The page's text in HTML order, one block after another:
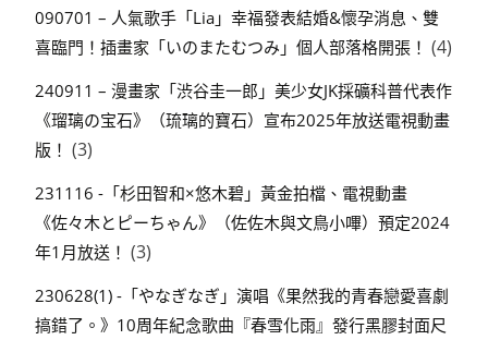
090701 – 人氣歌手「Lia」幸福發表結婚&懷孕消息、雙
喜臨門！插畫家「いのまたむつみ」個人部落格開張！ (4)
240911 – 漫畫家「渋谷圭一郎」美少女JK採礦科普代表作
《瑠璃の宝石》（琉璃的寶石）宣布2025年放送電視動畫
版！ (3)
231116 -「杉田智和×悠木碧」黃金拍檔、電視動畫
《佐々木とピーちゃん》（佐佐木與文鳥小嗶）預定2024
年1月放送！ (3)
230628(1) -「やなぎなぎ」演唱《果然我的青春戀愛喜劇
搞錯了。》10周年紀念歌曲『春雪化雨』發行黑膠封面尺